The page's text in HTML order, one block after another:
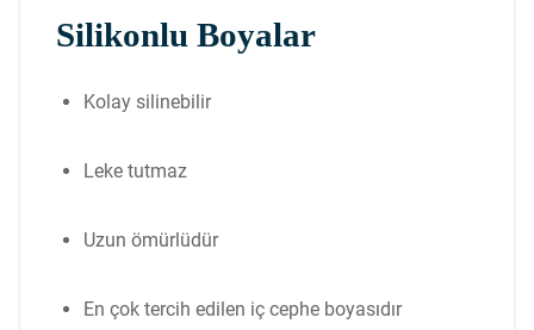
Silikonlu Boyalar
Kolay silinebilir
Leke tutmaz
Uzun ömürlüdür
En çok tercih edilen iç cephe boyasıdır